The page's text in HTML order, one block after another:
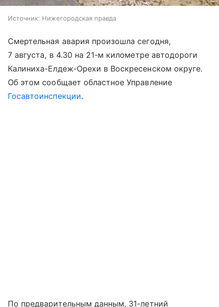
Источник: Нижегородская правда
Смертельная авария произошла сегодня,
7 августа, в 4.30 на 21-м километре автодороги
Калиниха-Елдеж-Орехи в Воскресенском округе.
Об этом сообщает областное Управление
Госавтоинспекции.
По предварительным данным, 31-летний